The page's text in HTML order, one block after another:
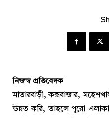
নিজস্ব প্রতিবেদক
মাতারবাড়ী, কক্সবাজার,
উন্নত করি, তাহলে পুরো